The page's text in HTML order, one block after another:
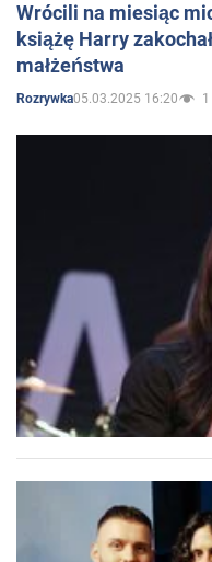
Wrócili na miesiąc
książę Harry
małżeństwa
Rozrywka05.03.2025 16:20 1